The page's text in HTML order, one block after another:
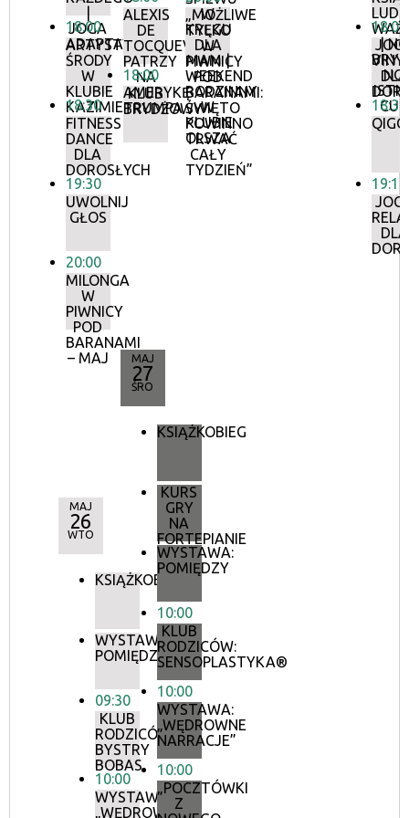
|
JOGA
ADAPTACYJNA
18:00
ARTYSTYCZNE
ŚRODY
W
KLUBIE
KAZIMIERZ
18:30
FITNESS
DANCE
DLA
DOROSŁYCH
19:30
UWOLNIJ
GŁOS
20:00
MILONGA
W
PIWNICY
POD
BARANAMI
– MAJ
ALEXIS
DE
TOCQUEVILLE
PATRZY
NA
AMERYKĘ
TRUMPA
18:00
KLUB
BRYDŻOWY
W
KRĘGU
DLA
MAM |
WEEKEND
RODZINNY
W
KLUBIE
OLSZA
„MOŻLIWE
TYLKO
W
PIWNICY
POD
BARANAMI:
ŚWIĘTO
POWINNO
TRWAĆ
CAŁY
TYDZIEŃ”
| NO
NO
CUD
18:00
DLA
18:30
19:10
DLA
MAJ
26
WTO
KSIĄŻKOBIEG
WYSTAWA:
POMIĘDZY
09:30
KLUB
RODZICÓW:
BYSTRY
BOBAS
10:00
WYSTAWA:
„WĘDROWNE
MAJ
27
ŚRO
KSIĄŻKOBIEG
KURS
GRY
NA
FORTEPIANIE
WYSTAWA:
POMIĘDZY
10:00
KLUB
RODZICÓW:
SENSOPLASTYKA®
10:00
WYSTAWA:
„WĘDROWNE
NARRACJE”
10:00
„POCZTÓWKI
Z